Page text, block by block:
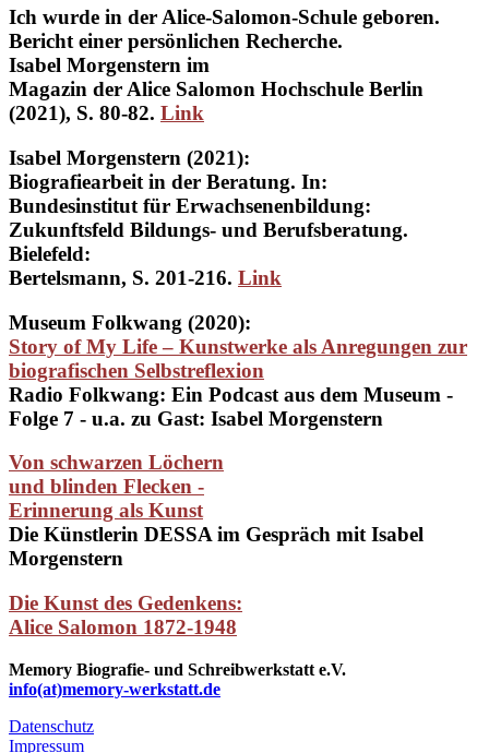
Ich wurde in der Alice-Salomon-Schule geboren.
Bericht einer persönlichen Recherche.
Isabel Morgenstern im
Magazin der Alice Salomon Hochschule Berlin
(2021), S. 80-82. Link
Isabel Morgenstern (2021):
Biografiearbeit in der Beratung. In:
Bundesinstitut für Erwachsenenbildung:
Zukunftsfeld Bildungs- und Berufsberatung.
Bielefeld:
Bertelsmann, S. 201-216. Link
Museum Folkwang (2020):
Story of My Life – Kunstwerke als Anregungen zur
biografischen Selbstreflexion
Radio Folkwang: Ein Podcast aus dem Museum -
Folge 7 - u.a. zu Gast: Isabel Morgenstern
Von schwarzen Löchern
und blinden Flecken -
Erinnerung als Kunst
Die Künstlerin DESSA im Gespräch mit Isabel
Morgenstern
Die Kunst des Gedenkens:
Alice Salomon 1872-1948
Memory Biografie- und Schreibwerkstatt e.V.
info(at)memory-werkstatt.de
Datenschutz
Impressum